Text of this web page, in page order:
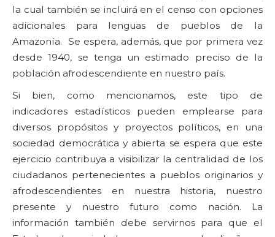
la cual también se incluirá en el censo con opciones
adicionales para lenguas de pueblos de la
Amazonía. Se espera, además, que por primera vez
desde 1940, se tenga un estimado preciso de la
población afrodescendiente en nuestro país.
Si bien, como mencionamos, este tipo de
indicadores estadísticos pueden emplearse para
diversos propósitos y proyectos políticos, en una
sociedad democrática y abierta se espera que este
ejercicio contribuya a visibilizar la centralidad de los
ciudadanos pertenecientes a pueblos originarios y
afrodescendientes en nuestra historia, nuestro
presente y nuestro futuro como nación. La
información también debe servirnos para que el